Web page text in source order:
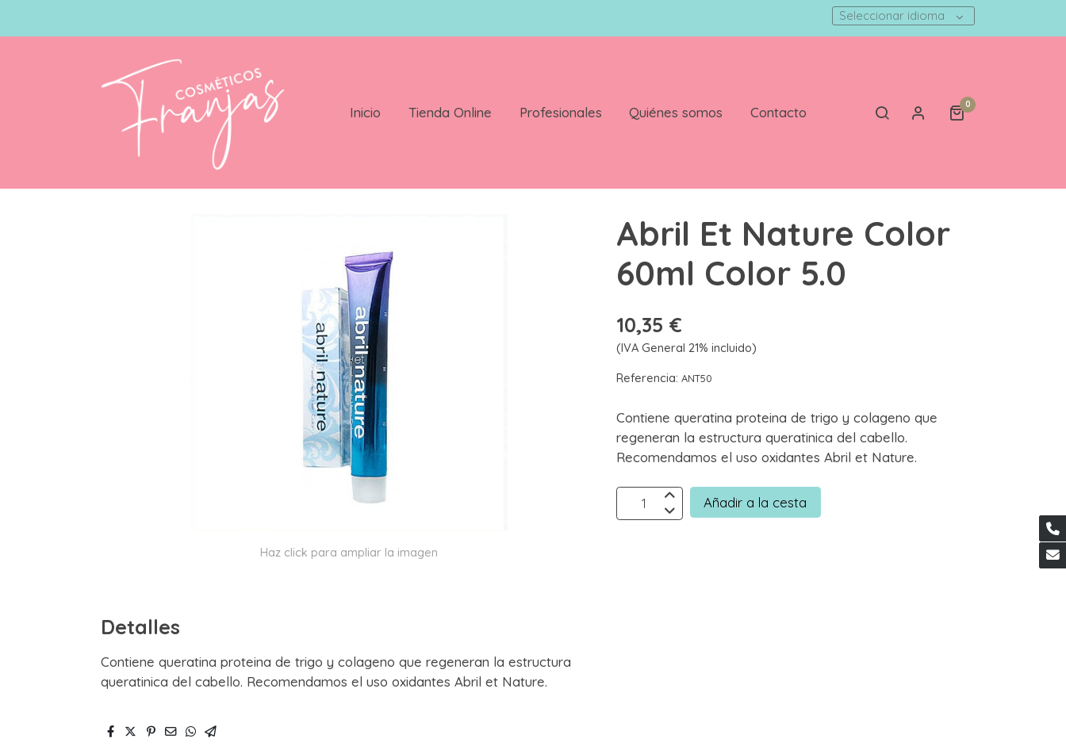
Seleccionar idioma
Inicio Tienda Online Profesionales Quiénes somos Contacto 0
Abril Et Nature Color 60ml Color 5.0
Haz click para ampliar la imagen
Detalles
Contiene queratina proteina de trigo y colageno que regeneran la estructura
queratinica del cabello. Recomendamos el uso oxidantes Abril et Nature.
Abril Et Nature Color
60ml Color 5.0
10,35 €
(IVA General 21% incluido)
Referencia:ANT50
Contiene queratina proteina de trigo y colageno que
regeneran la estructura queratinica del cabello.
Recomendamos el uso oxidantes Abril et Nature.
Añadir a la cesta